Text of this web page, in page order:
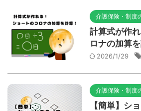
介護保険・制度
計算式が作
ロナの加算を
2026/1/29
介護保険・制度
【簡単】シ